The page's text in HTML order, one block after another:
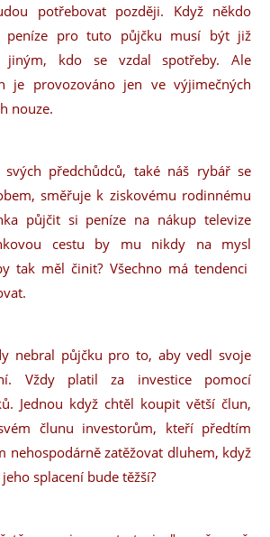
potřebovat později. Když někdo
peníze pro tuto půjčku musí být již
jiným, kdo se vzdal spotřeby. Ale
je provozováno jen ve výjimečných
nouze.
svých předchůdců, také náš rybář se
směřuje k ziskovému rodinnému
půjčit si peníze na nákup televize
cestu by mu nikdy na mysl
tak měl činit? Všechno má tendenci
nebral půjčku pro to, aby vedl svoje
Vždy platil za investice pomocí
Jednou když chtěl koupit větší člun,
člunu investorům, kteří předtím
nehospodárně zatěžovat dluhem, když
splacení bude těžší?